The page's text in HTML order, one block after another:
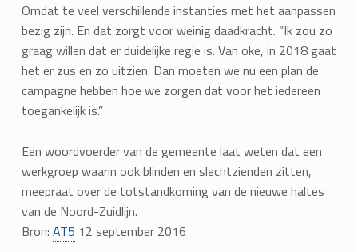
Omdat te veel verschillende instanties met het aanpassen
bezig zijn. En dat zorgt voor weinig daadkracht. “Ik zou zo
graag willen dat er duidelijke regie is. Van oke, in 2018 gaat
het er zus en zo uitzien. Dan moeten we nu een plan de
campagne hebben hoe we zorgen dat voor het iedereen
toegankelijk is.”
Een woordvoerder van de gemeente laat weten dat een
werkgroep waarin ook blinden en slechtzienden zitten,
meepraat over de totstandkoming van de nieuwe haltes
van de Noord-Zuidlijn.
Bron: AT5 12 september 2016